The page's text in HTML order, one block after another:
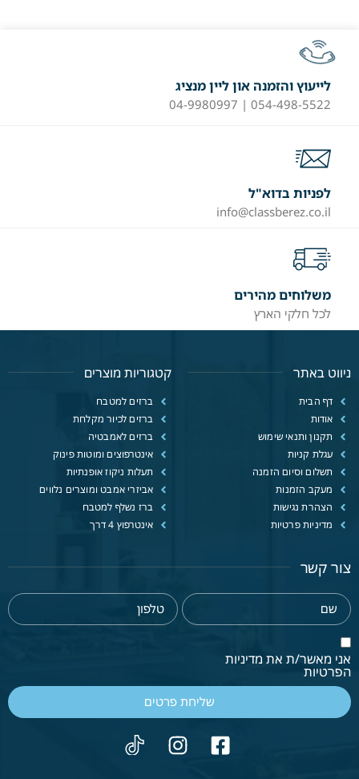
לייעוץ והזמנה און ליין מנציג
054-498-5522 | 04-9980997
לפניות בדוא"ל
info@classberez.co.il
משלוחים מהירים
לכל חלקי הארץ
ניווט באתר
דף הבית
אודות
תקנון ותנאי שימוש
עגלת קניות
תשלום וסיום הזמנה
מעקב הזמנות
הצהרת נגישות
מדיניות פרטיות
קטגוריות מוצרים
ברזים למטבח
ברזים לכיור מקלחת
ברזים לאמבטיה
אינטרפוצים ומוטות פינוק
תעלות ניקוז אופנתיות
אביזרי אמבט ומוצרים נלווים
ברז נשלף למטבח
אינטרפוץ 4 דרך
צור קשר
אני מאשר/ת את מדיניות
הפרטיות
שליחת פרטים